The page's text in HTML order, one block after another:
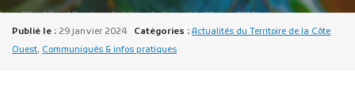
Publié le : 29 janvier 2024 Catégories : Actualités du Territoire de la Côte
Ouest, Communiqués & infos pratiques